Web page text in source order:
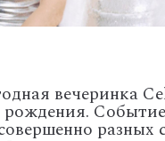
вечеринка
разных